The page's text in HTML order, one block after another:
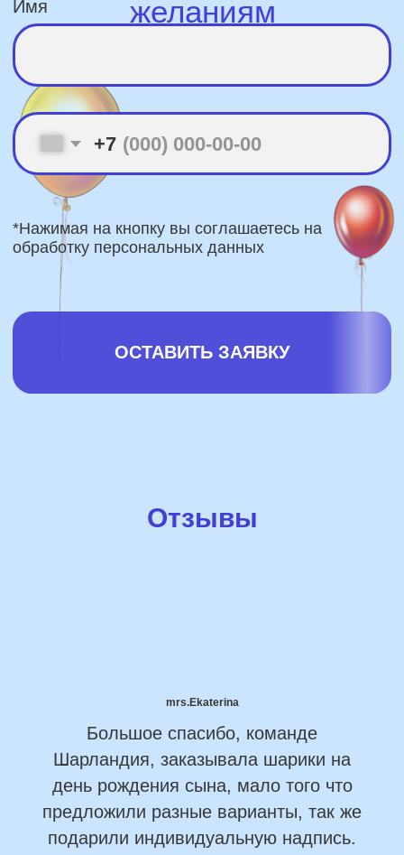
Отзывы
mrs.Ekaterina
Большое спасибо, команде
Шарландия, заказывала шарики на
день рождения сына, мало того что
предложили разные варианты, так же
подарили индивидуальную надпись.